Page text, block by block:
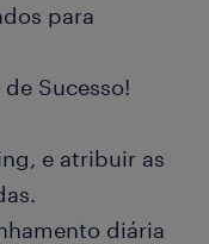
para
Sucesso!
e atribuir as
diária